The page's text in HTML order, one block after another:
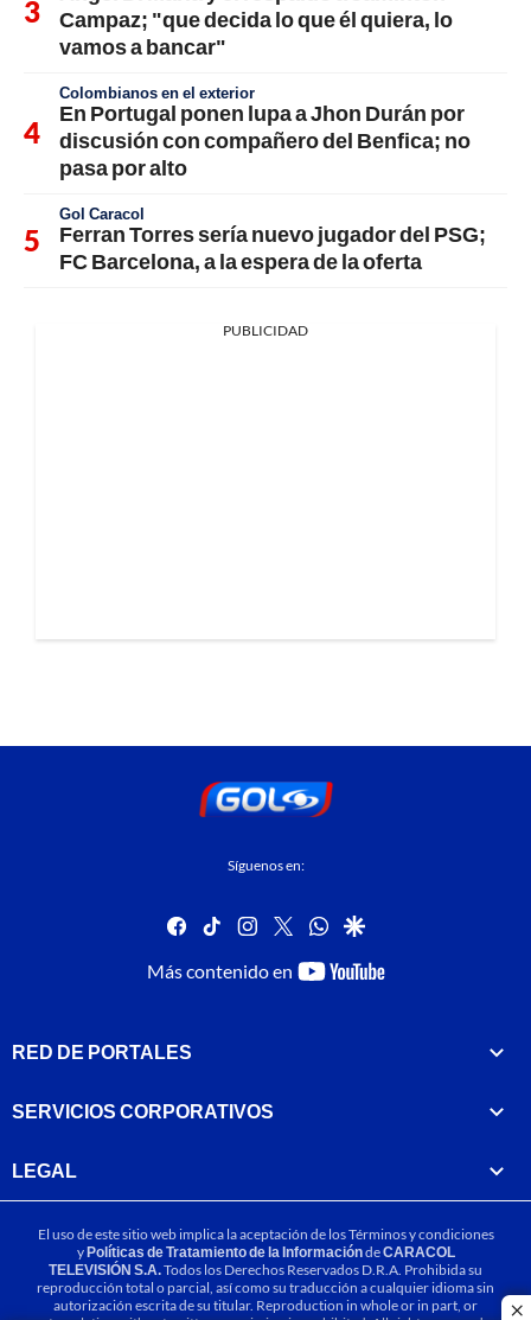
Campaz; "que decida lo que él quiera, lo
vamos a bancar"
Colombianos en el exterior
En Portugal ponen lupa a Jhon Durán por
discusión con compañero del Benfica; no
pasa por alto
Gol Caracol
Ferran Torres sería nuevo jugador del PSG;
FC Barcelona, a la espera de la oferta
PUBLICIDAD
Síguenos en:
facebook
tiktok instagram
twitterwhatsapp
google
Más contenido en
youtube-
RED DE PORTALES
SERVICIOS CORPORATIVOS
LEGAL
El uso de este sitio web implica la aceptación de losTérminos y condiciones
yPolíticas de Tratamiento de la InformacióndeCARACOL
TELEVISIÓN S.A.Todos los Derechos Reservados D.R.A. Prohibida su
reproducción total o parcial, así como su traducción a cualquier idioma sin
autorización escrita de su titular. Reproduction in whole or in part, or